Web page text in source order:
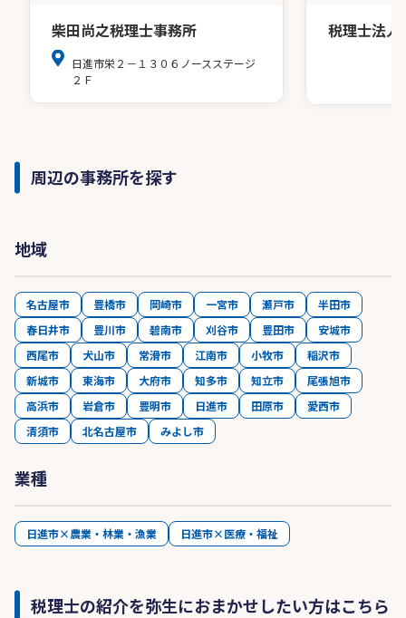
柴田尚之税理士事務所
日進市栄２－１３０６ノースステージ
２Ｆ
税理士法人
周辺の事務所を探す
地域
名古屋市 豊橋市 岡崎市 一宮市 瀬戸市
半田市
春日井市
豊川市 碧南市 刈谷市 豊田市
安城市
西尾市
犬山市 常滑市 江南市 小牧市
稲沢市
新城市
東海市 大府市 知多市 知立市
尾張旭市
高浜市
岩倉市 豊明市 日進市 田原市
愛西市
清須市
北名古屋市 みよし市
業種
日進市×農業・林業・漁業 日進市×医療・福祉
税理士の紹介を弥生におまかせしたい方はこちら